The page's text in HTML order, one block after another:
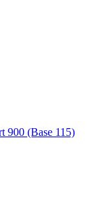
900 (Base 115)